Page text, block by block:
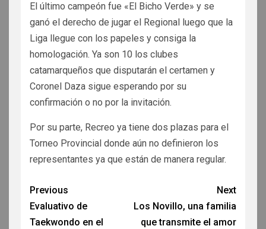
El último campeón fue «El Bicho Verde» y se
ganó el derecho de jugar el Regional luego que la
Liga llegue con los papeles y consiga la
homologación. Ya son 10 los clubes
catamarqueños que disputarán el certamen y
Coronel Daza sigue esperando por su
confirmación o no por la invitación.
Por su parte, Recreo ya tiene dos plazas para el
Torneo Provincial donde aún no definieron los
representantes ya que están de manera regular.
Previous
Evaluativo de
Taekwondo en el
Next
Los Novillo, una familia
que transmite el amor